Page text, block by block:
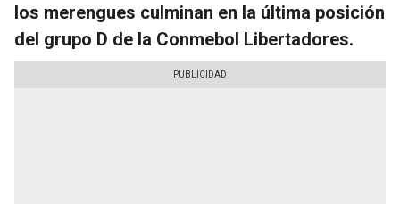
los merengues culminan en la última posición
del grupo D de la Conmebol Libertadores.